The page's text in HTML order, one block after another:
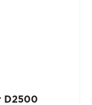
D2500